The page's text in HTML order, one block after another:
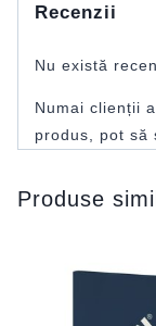
Recenzii
Nu există
Numai clienții
produs, pot să
Produse